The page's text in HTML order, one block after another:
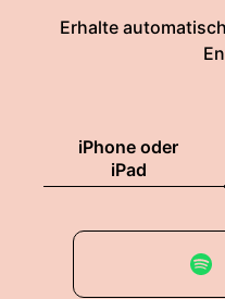
Erhalte
iPhone oder
iPad